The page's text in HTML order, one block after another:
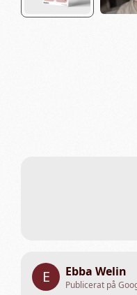
E Ebba Welin
Publicerat på